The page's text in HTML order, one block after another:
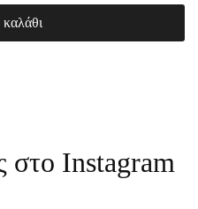
στο Instagram